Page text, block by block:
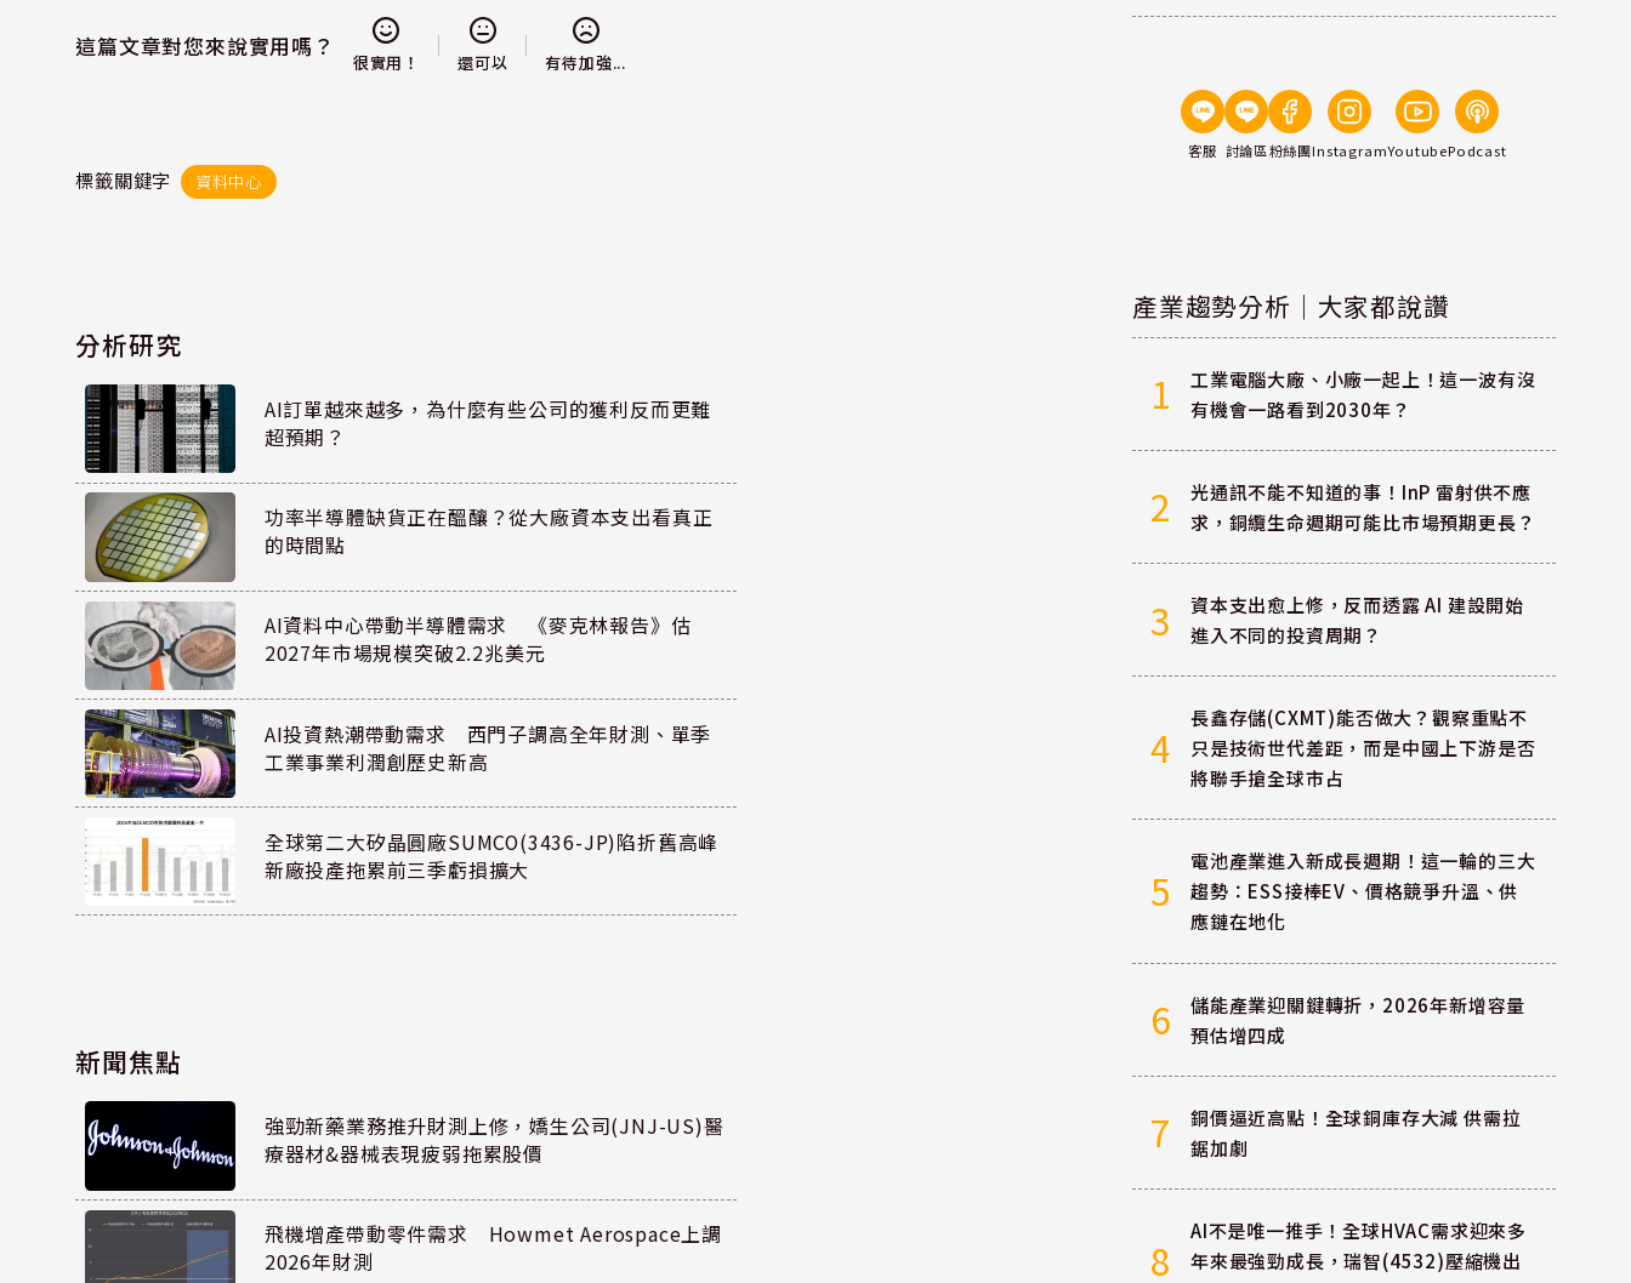
這篇文章對您來說實用嗎？
很實用！ 還可以 有待加強...
標籤關鍵字 資料中心
分析研究
AI訂單越來越多，為什麼有些公司的獲利反而更難
超預期？
功率半導體缺貨正在醞釀？從大廠資本支出看真正
的時間點
AI資料中心帶動半導體需求 《麥克林報告》估
2027年市場規模突破2.2兆美元
AI投資熱潮帶動需求 西門子調高全年財測、單季
工業事業利潤創歷史新高
全球第二大矽晶圓廠SUMCO(3436-JP)陷折舊高峰
新廠投產拖累前三季虧損擴大
新聞焦點
強勁新藥業務推升財測上修，嬌生公司(JNJ-US)醫
療器材&器械表現疲弱拖累股價
飛機增產帶動零件需求 Howmet Aerospace上調
2026年財測
客服 討論區粉絲團InstagramYoutubePodcast
產業趨勢分析｜大家都說讚
1
工業電腦大廠、小廠一起上！這一波有沒
有機會一路看到2030年？
2
光通訊不能不知道的事！InP 雷射供不應
求，銅纜生命週期可能比市場預期更長？
3
資本支出愈上修，反而透露 AI 建設開始
進入不同的投資周期？
4
長鑫存儲(CXMT)能否做大？觀察重點不
只是技術世代差距，而是中國上下游是否
將聯手搶全球市占
5
電池產業進入新成長週期！這一輪的三大
趨勢：ESS接棒EV、價格競爭升溫、供
應鏈在地化
6
儲能產業迎關鍵轉折，2026年新增容量
預估增四成
7
銅價逼近高點！全球銅庫存大減 供需拉
鋸加劇
8
AI不是唯一推手！全球HVAC需求迎來多
年來最強勁成長，瑞智(4532)壓縮機出